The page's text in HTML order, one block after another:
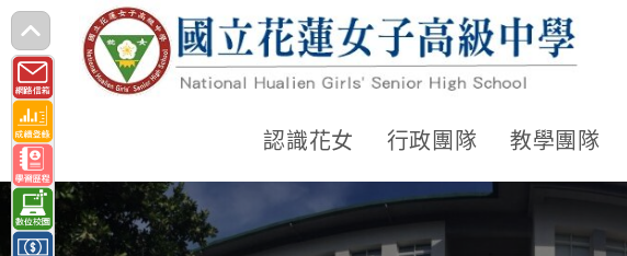
跳
轉
至
主
要
內
容
認識花女 行政團隊 教學團隊